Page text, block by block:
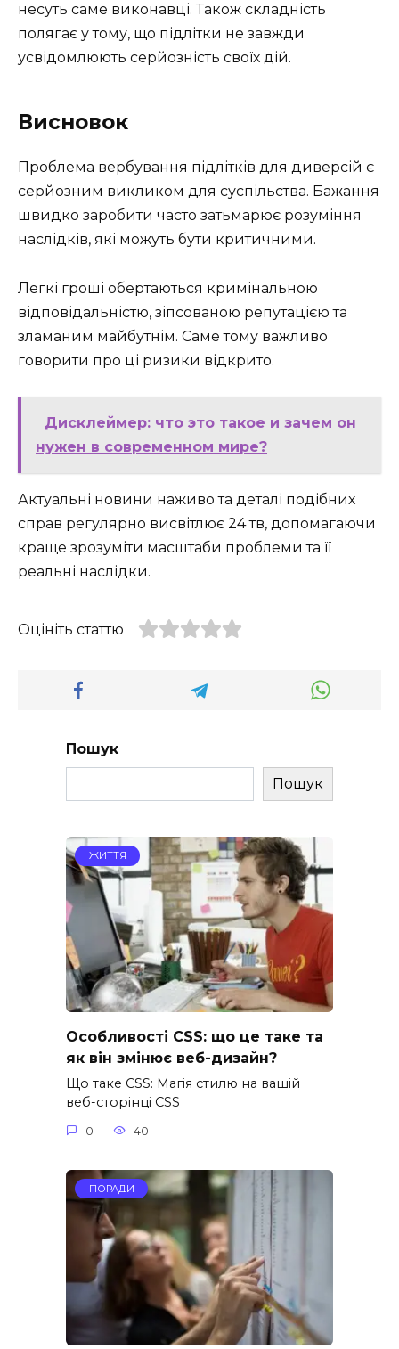
несуть саме виконавці. Також складність
полягає у тому, що підлітки не завжди
усвідомлюють серйозність своїх дій.
Висновок
Проблема вербування підлітків для диверсій є
серйозним викликом для суспільства. Бажання
швидко заробити часто затьмарює розуміння
наслідків, які можуть бути критичними.
Легкі гроші обертаються кримінальною
відповідальністю, зіпсованою репутацією та
зламаним майбутнім. Саме тому важливо
говорити про ці ризики відкрито.
Дисклеймер: что это такое и зачем он
нужен в современном мире?
Актуальні новини наживо та деталі подібних
справ регулярно висвітлює 24 тв, допомагаючи
краще зрозуміти масштаби проблеми та її
реальні наслідки.
Оцініть статтю
Пошук
Пошук
ЖИТТЯ
Особливості CSS: що це таке та
як він змінює веб-дизайн?
Що таке CSS: Магія стилю на вашій
веб-сторінці CSS
0 40
ПОРАДИ